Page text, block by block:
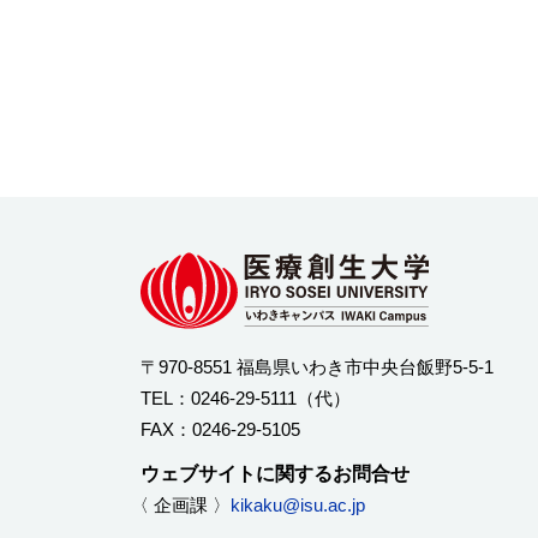
〒970-8551 福島県いわき市中央台飯野5-5-1
TEL： 0246-29-5111 （代）
FAX：0246-29-5105
ウェブサイトに関するお問合せ
〈 企画課 〉 kikaku@isu.ac.jp